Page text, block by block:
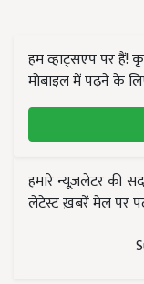
हम व्हाट्सएप पर हैं!
मोबाइल में पढ़ने के
हमारे न्यूज़लेटर की
लेटेस्ट ख़बरें मेल पर